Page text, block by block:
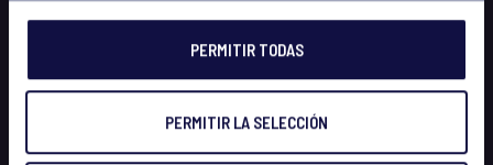
PERMITIR TODAS
PERMITIR LA SELECCIÓN